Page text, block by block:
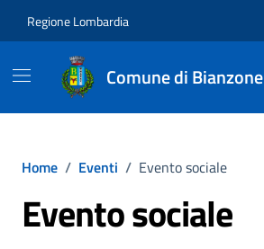
Regione Lombardia
Comune di Bianzone
Home / Eventi / Evento sociale
Evento sociale